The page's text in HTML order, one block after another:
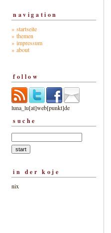
navigation
» startseite
» themen
» impressum
» about
follow
luna_lu[at]web[punkt]de
suche
in der koje
nix